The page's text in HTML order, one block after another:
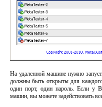
На удаленной машине нужно
должны быть открыты для каждого
один порт, один пароль. Если у
машин, вы можете задействовать